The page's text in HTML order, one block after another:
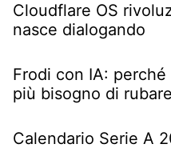
Cloudflare OS
nasce dialogando
Frodi con IA:
più bisogno di
Calendario Serie A